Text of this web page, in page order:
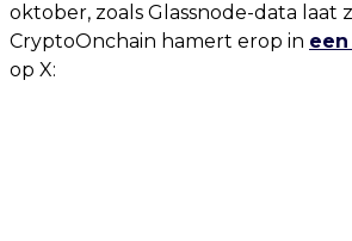
oktober, zoals Glassnode-data laat
CryptoOnchain hamert erop in
op X: